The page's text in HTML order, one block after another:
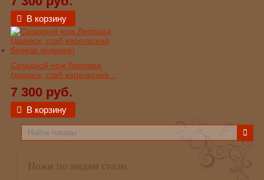
В корзину
Складной нож Леопард
(дамаск, стаб карельская...
7 300 руб.
В корзину
Ножи по видам стали